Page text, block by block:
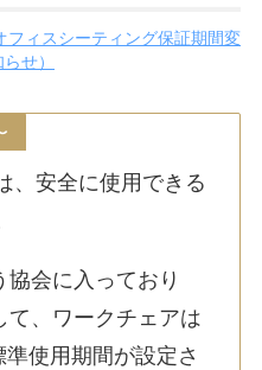
ィスシーティング保証期間変
せ）
、安全に使用できる
会に入っており
、ワークチェアは
使用期間が設定さ